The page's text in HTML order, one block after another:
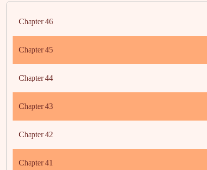
Chapter 46
Chapter 45
Chapter 44
Chapter 43
Chapter 42
Chapter 41